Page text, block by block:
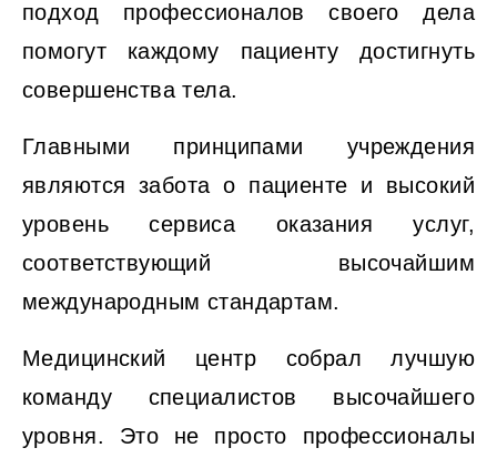
подход профессионалов своего дела
помогут каждому пациенту достигнуть
совершенства тела.
Главными принципами учреждения
являются забота о пациенте и высокий
уровень сервиса оказания услуг,
соответствующий высочайшим
международным стандартам.
Медицинский центр собрал лучшую
команду специалистов высочайшего
уровня. Это не просто профессионалы